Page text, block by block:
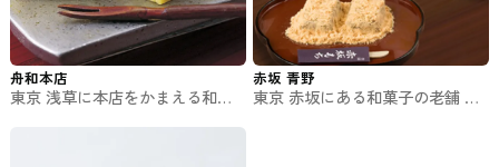
舟和本店
東京 浅草に本店をかまえる和菓
赤坂 青野
東京 赤坂にある和菓子の老舗 赤